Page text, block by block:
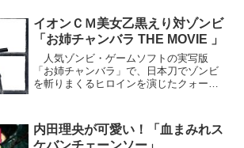
イオンＣＭ美女乙黒えり対ゾンビ
「お姉チャンバラ THE MOVIE 」
人気ゾンビ・ゲームソフトの実写版
「お姉チャンバラ」で、日本刀でゾンビ
を斬りまくるヒロインを演じたクォータ
レンダーの中で歌ってた美人です。
内田理央が可愛い！「血まみれス
ケバンチェーンソー」